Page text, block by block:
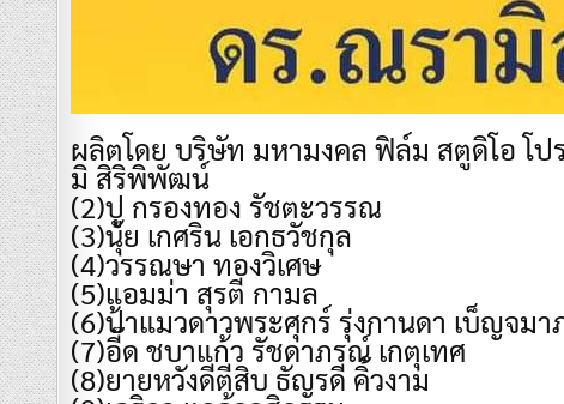
ผลิตโดย บริษัท มหามงคล ฟิล์ม สตูดิโอ โ
มิ สิริพิพัฒน์
(2)ปู กรองทอง รัชตะวรรณ
(3)นุ้ย เกศริน เอกธวัชกุล
(4)วรรณษา ทองวิเศษ
(5)แอมม่า สุรตี กามล
(6)ป้าแมวดาวพระศุกร์ รุ่งกานดา เบ็ญจม
(7)อี๊ด ชบาแก้ว รัชดาภรณ์ เกตุเทศ
(8)ยายหวังดีตีสิบ ธัญรดี คิ้วงาม